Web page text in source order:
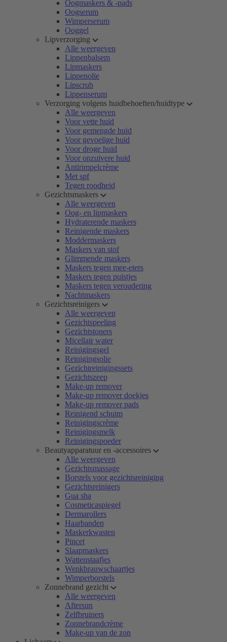
Oogmaskers & -pads
Oogserum
Wimperserum
Ooggel
Lipverzorging
Alle weergeven
Lippenbalsem
Lipmaskers
Lippenolie
Lipscrub
Lippenserum
Verzorging volgens huidbehoeften/huidtype
Alle weergeven
Voor vette huid
Voor gemengde huid
Voor gevoelige huid
Voor droge huid
Voor onzuivere huid
Antirimpelcrème
Met spf
Tegen roodheid
Gezichtsmaskers
Alle weergeven
Oog- en lipmaskers
Hydraterende maskers
Reinigende maskers
Moddermaskers
Maskers van stof
Glimmende maskers
Maskers tegen mee-eters
Maskers tegen puistjes
Maskers tegen veroudering
Nachtmaskers
Gezichtsreinigers
Alle weergeven
Gezichtspeeling
Gezichtstoners
Micellair water
Reinigingsgel
Reinigingsolie
Gezichtreinigingssets
Gezichtszeep
Make-up remover
Make-up remover doekjes
Make-up remover pads
Reinigend schuim
Reinigingscrème
Reinigingsmelk
Reinigingspoeder
Beautyapparatuur en -accessoires
Alle weergeven
Gezichtsmassage
Borstels voor gezichtsreiniging
Gezichtsreinigers
Gua sha
Cosmeticaspiegel
Dermarollers
Haarbanden
Maskerkwasten
Pincet
Slaapmaskers
Wattenstaafjes
Wenkbrauwschaartjes
Wimperborstels
Zonnebrand gezicht
Alle weergeven
Aftersun
Zelfbruiners
Zonnebrandcrème
Make-up van de zon